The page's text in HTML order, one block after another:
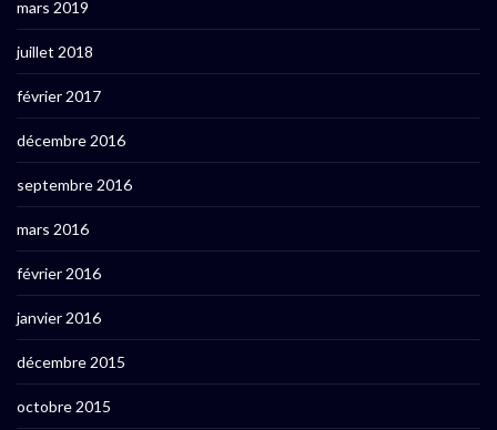
mars 2019
juillet 2018
février 2017
décembre 2016
septembre 2016
mars 2016
février 2016
janvier 2016
décembre 2015
octobre 2015